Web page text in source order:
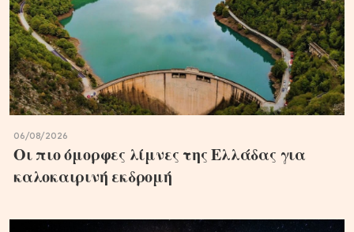
06/08/2026
Οι πιο όμορφες λίμνες της Ελλάδας για
καλοκαιρινή εκδρομή